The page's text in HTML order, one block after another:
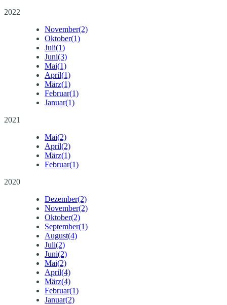
2022
November(2)
Oktober(1)
Juli(1)
Juni(3)
Mai(1)
April(1)
März(1)
Februar(1)
Januar(1)
2021
Mai(2)
April(2)
März(1)
Februar(1)
2020
Dezember(2)
November(2)
Oktober(2)
September(1)
August(4)
Juli(2)
Juni(2)
Mai(2)
April(4)
März(4)
Februar(1)
Januar(2)